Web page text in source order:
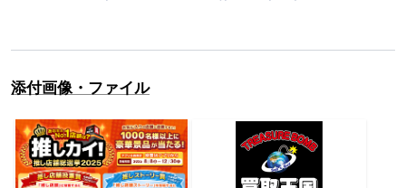
添付画像・ファイル